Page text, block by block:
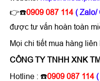
👉☎️0909 087 114 ( Zalo/
được tư vấn hoàn toàn
Mọi chi tiết mua hàng liên
CÔNG TY TNHH XNK
Hotline : ☎️0909 087 114